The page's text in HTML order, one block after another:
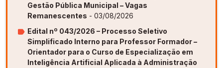
Gestão Pública Municipal – Vagas
Remanescentes - 03/08/2026
Edital nº 043/2026 – Processo Seletivo
Simplificado Interno para Professor Formador –
Orientador para o Curso de Especialização em
Inteligência Artificial Aplicada à Administração
Gestão Escolar [GESC]
Gestão Escolar [GESC]
Gestão Escolar [GESC]
Gestão Escolar [GESC]
Gestão Escolar [GESC]